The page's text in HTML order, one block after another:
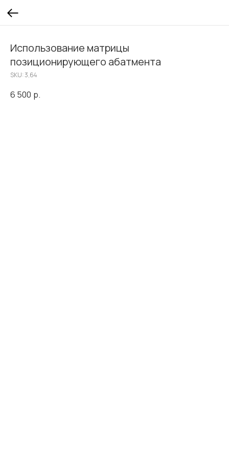
Использование матрицы
позиционирующего абатмента
SKU:3,64
6 500 р.